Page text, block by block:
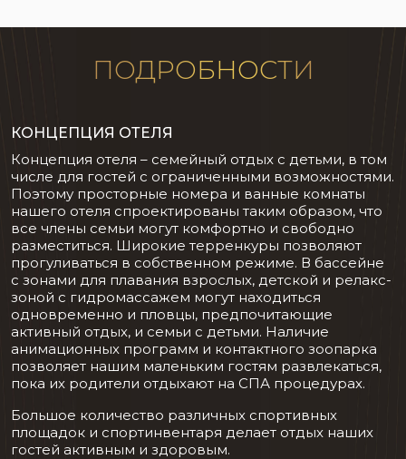
ПОДРОБНОСТИ
КОНЦЕПЦИЯ ОТЕЛЯ
Концепция отеля – семейный отдых с детьми, в том
числе для гостей с ограниченными возможностями.
Поэтому просторные номера и ванные комнаты
нашего отеля спроектированы таким образом, что
все члены семьи могут комфортно и свободно
разместиться. Широкие терренкуры позволяют
прогуливаться в собственном режиме. В бассейне
с зонами для плавания взрослых, детской и релакс-
зоной с гидромассажем могут находиться
одновременно и пловцы, предпочитающие
активный отдых, и семьи с детьми. Наличие
анимационных программ и контактного зоопарка
позволяет нашим маленьким гостям развлекаться,
пока их родители отдыхают на СПА процедурах.
Большое количество различных спортивных
площадок и спортинвентаря делает отдых наших
гостей активным и здоровым.